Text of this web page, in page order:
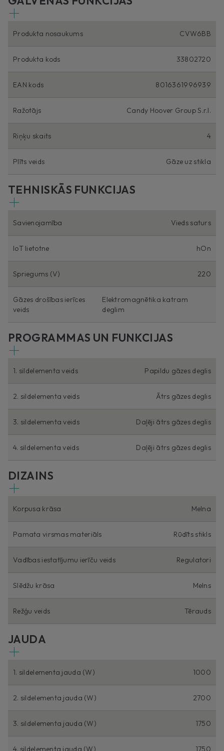
Produkta nosaukums CVW6BB
Produkta kods 33802720
EAN kods 8016361996939
Ražotājs Candy Hoover Group S.r.l.
Riņķu skaits 4
Plīts veids Gāze uz stikla
TEHNISKĀS FUNKCIJAS
Savienojamība Vieds saturs
IoT lietotne hOn
Spriegums (V) 220
Gāzes drošības ierīces
veids
Elektromagnētika katram
deglim
PROGRAMMAS UN FUNKCIJAS
1. sildelementa veids Papildu gāzes deglis
2. sildelementa veids Ātrs gāzes deglis
3. sildelementa veids Daļēji ātrs gāzes deglis
4. sildelementa veids Daļēji ātrs gāzes deglis
DIZAINS
Korpusa krāsa Melna
Pamata virsmas materiāls Rūdīts stikls
Vadības iestatījumu ierīču veids Regulatori
Slēdžu krāsa Melns
Režģu veids Tērauds
JAUDA
1. sildelementa jauda (W) 1000
2. sildelementa jauda (W) 2700
3. sildelementa jauda (W) 1750
4. sildelementa jauda (W) 1750